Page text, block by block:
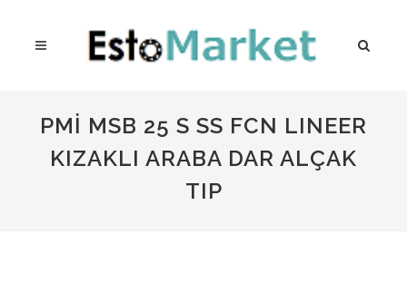
PMİ MSB 25 S SS FCN LINEER
KIZAKLI ARABA DAR ALÇAK
TIP